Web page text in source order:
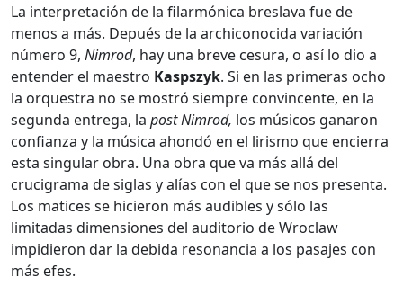
La interpretación de la filarmónica breslava fue de
menos a más. Depués de la archiconocida variación
número 9, Nimrod, hay una breve cesura, o así lo dio a
entender el maestro Kaspszyk. Si en las primeras ocho
la orquestra no se mostró siempre convincente, en la
segunda entrega, la post Nimrod, los músicos ganaron
confianza y la música ahondó en el lirismo que encierra
esta singular obra. Una obra que va más allá del
crucigrama de siglas y alías con el que se nos presenta.
Los matices se hicieron más audibles y sólo las
limitadas dimensiones del auditorio de Wroclaw
impidieron dar la debida resonancia a los pasajes con
más efes.